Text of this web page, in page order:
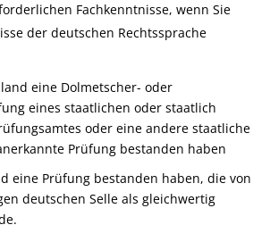
Fachkenntnisse, wenn Sie
der deutschen Rechtssprache
eine Dolmetscher- oder
eines staatlichen oder staatlich
oder eine andere staatliche
Prüfung bestanden haben
eine Prüfung bestanden haben, die von
deutschen Selle als gleichwertig